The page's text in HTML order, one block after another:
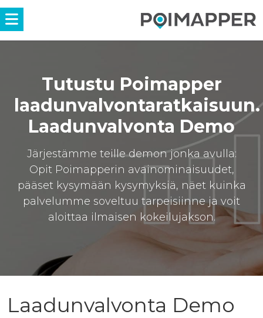
Menü
Tutustu Poimapper
laadunvalvontaratkaisuun.
Laadunvalvonta Demo
Järjestämme teille demon jonka avulla:
Opit Poimapperin avainominaisuudet,
pääset kysymään kysymyksiä, näet kuinka
palvelumme soveltuu tarpeisiinne ja voit
aloittaa ilmaisen kokeilujakson.
Laadunvalvonta Demo